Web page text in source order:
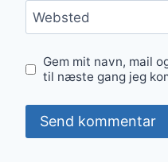
Websted
Gem mit navn, mail
til næste gang jeg